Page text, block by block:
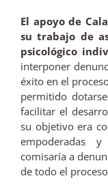
El apoyo de
su trabajo de
psicológico
interponer
éxito en el
permitido
facilitar el
su objetivo era
empoderadas
comisaría a
de todo el